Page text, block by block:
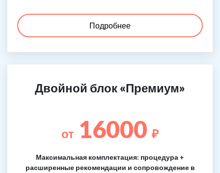
Подробнее
Двойной блок «Премиум»
от 16000 ₽
Максимальная комплектация: процедура +
расширенные рекомендации и сопровождение в